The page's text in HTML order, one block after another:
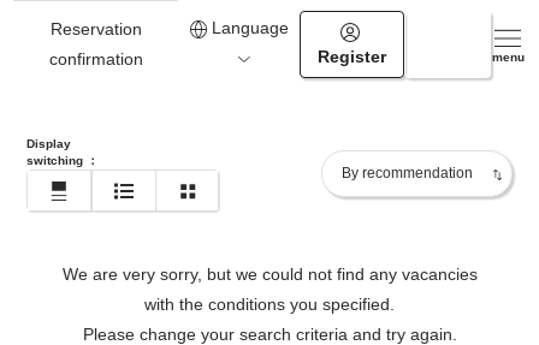
Reservation
confirmation
Language
Register
menu
092-292-2431
Display
switching ：
We are very sorry, but we could not find any vacancies
with the conditions you specified.
Please change your search criteria and try again.